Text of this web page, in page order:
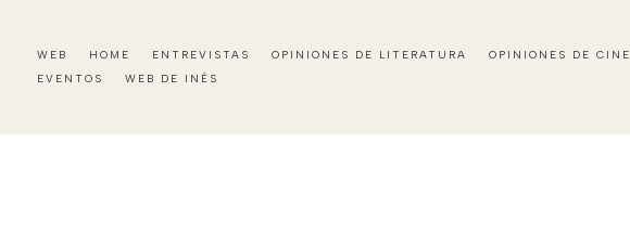
WEB HOME ENTREVISTAS OPINIONES DE LITERATURA OPINIONES DE CINE
EVENTOS
WEB DE INÉS